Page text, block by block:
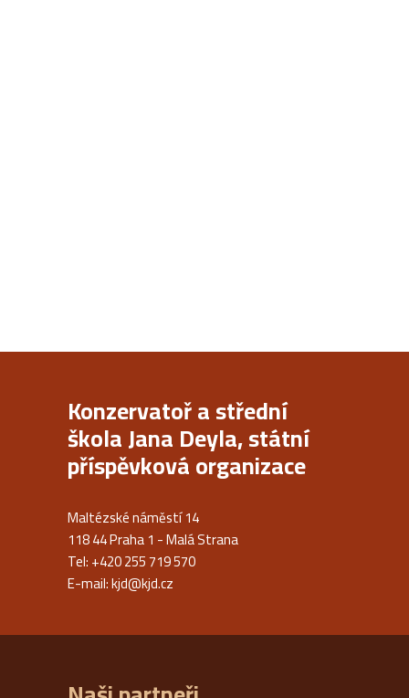
Konzervatoř a střední
škola Jana Deyla, státní
příspěvková organizace
Maltézské náměstí 14
118 44 Praha 1 - Malá Strana
Tel: +420 255 719 570
E-mail:kjd@kjd.cz